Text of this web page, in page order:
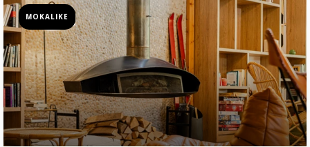
MOKALIKE